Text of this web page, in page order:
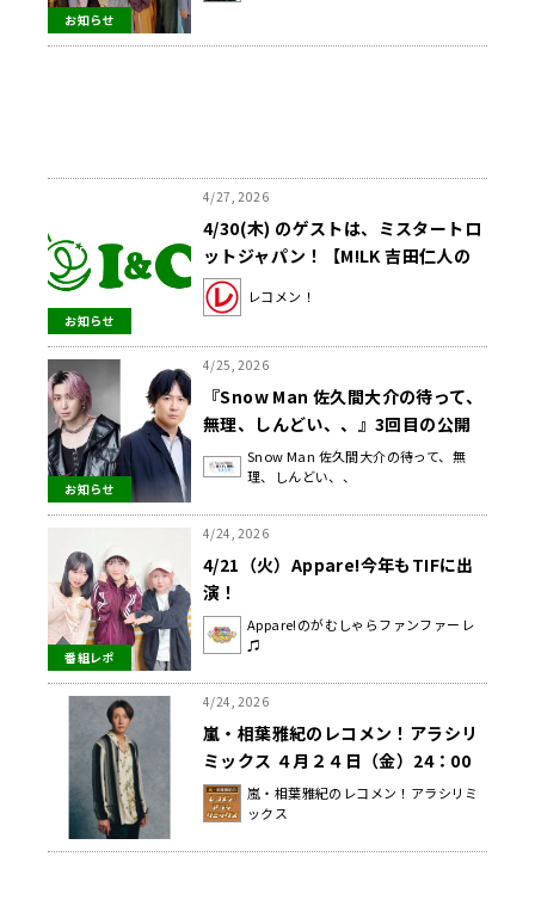
お知らせ
お知らせ
4/27, 2026
4/30(木) のゲストは、ミスタートロ
ットジャパン！【M!LK 吉田仁人の
レコメン！】
レコメン！
お知らせ
4/25, 2026
『Snow Man 佐久間大介の待って、
無理、しんどい、、』3回目の公開
収録イベントを開催！ 第1部のゲス
トに声優・杉田智和が出演決定
Snow Man 佐久間大介の待って、無
理、しんどい、、
番組レポ
4/24, 2026
4/21（火）Appare!今年もTIFに出
演！
Appare!のがむしゃらファンファーレ
♫
4/24, 2026
嵐・相葉雅紀のレコメン！アラシリ
ミックス ４月２４日（金）24：00
から放送！嵐・相葉雅紀のレコメン！アラシリミ
ックス